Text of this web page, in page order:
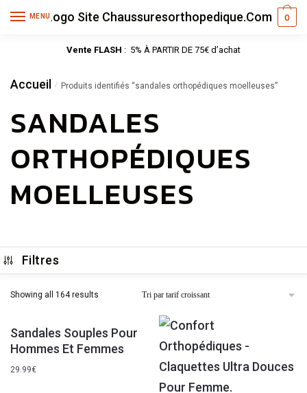
MENU 0
Vente FLASH : 5% À PARTIR DE 75€ d’achat
Accueil / Produits identifiés “sandales orthopédiques moelleuses”
SANDALES
ORTHOPÉDIQUES
MOELLEUSES
Filtres
Showing all 164 results
Sandales Souples Pour
Hommes Et Femmes
29.99€